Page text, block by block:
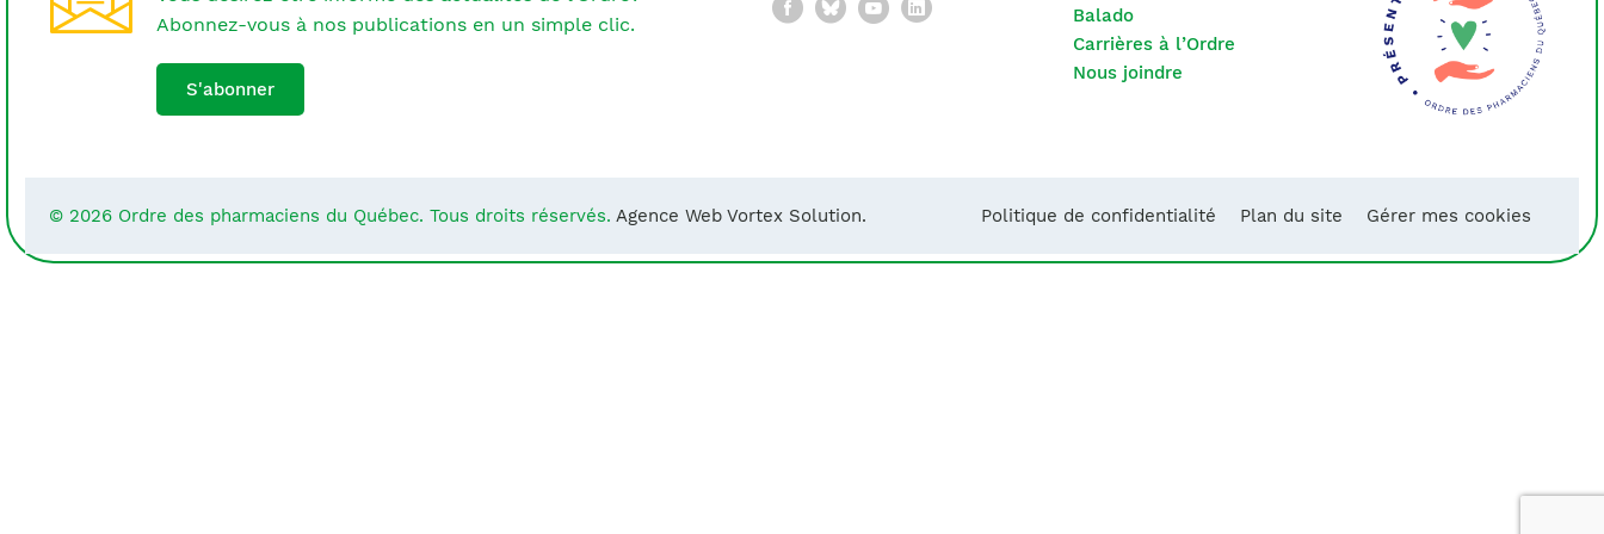
Abonnez-vous à nos publications en un simple clic.
S'abonner
Facebook
BlueskyYouTube
LinkedIn
Balado
Carrières à l’Ordre
Nous joindre
© 2026 Ordre des pharmaciens du Québec. Tous droits réservés. Agence Web Vortex Solution. Politique de confidentialité Plan du site Gérer mes cookies